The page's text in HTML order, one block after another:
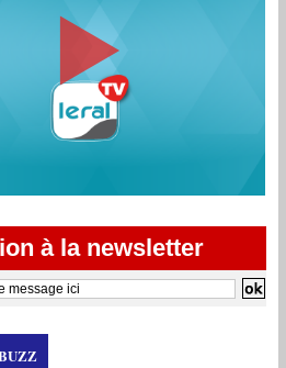
à la newsletter